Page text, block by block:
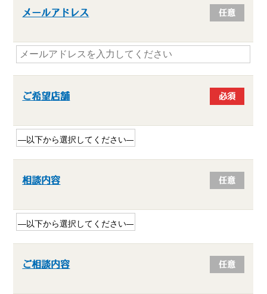
メールアドレス 任意
ご希望店舗 必須
相談内容 任意
ご相談内容 任意